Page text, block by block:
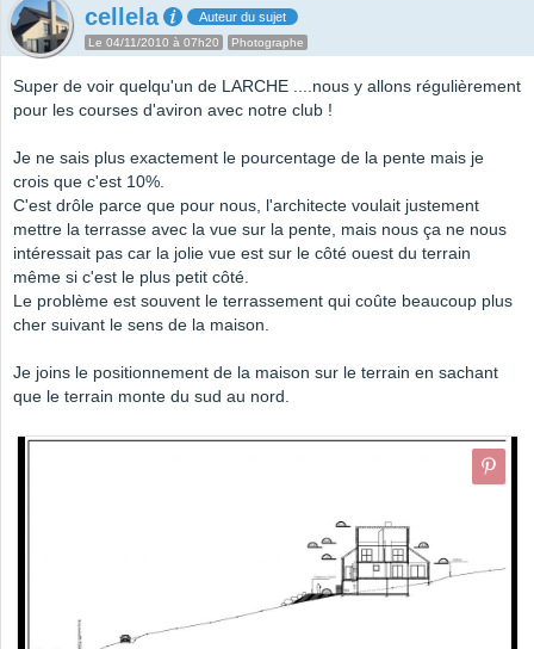
cellela Auteur du sujet
Le 04/11/2010 à 07h20 Photographe
Super de voir quelqu'un de LARCHE ....nous y allons régulièrement
pour les courses d'aviron avec notre club !
Je ne sais plus exactement le pourcentage de la pente mais je
crois que c'est 10%.
C'est drôle parce que pour nous, l'architecte voulait justement
mettre la terrasse avec la vue sur la pente, mais nous ça ne nous
intéressait pas car la jolie vue est sur le côté ouest du terrain
même si c'est le plus petit côté.
Le problème est souvent le terrassement qui coûte beaucoup plus
cher suivant le sens de la maison.
Je joins le positionnement de la maison sur le terrain en sachant
que le terrain monte du sud au nord.